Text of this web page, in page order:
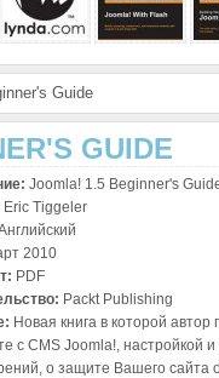
Guide
GUIDE
Joomla! 1.5 Beginner's
Eric Tiggeler
2010
PDF
Packt Publishing
Новая книга в которой
с CMS Joomla!, настройкой
о защите Вашего сайта